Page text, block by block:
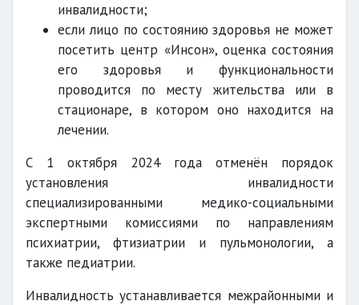
инвалидности;
если лицо по состоянию здоровья не может
посетить центр «Инсон», оценка состояния
его здоровья и функциональности
проводится по месту жительства или в
стационаре, в котором оно находится на
лечении.
С 1 октября 2024 года отменён порядок
установления инвалидности
специализированными медико-социальными
экспертными комиссиями по направлениям
психиатрии, фтизиатрии и пульмонологии, а
также педиатрии.
Инвалидность устанавливается межрайонными и